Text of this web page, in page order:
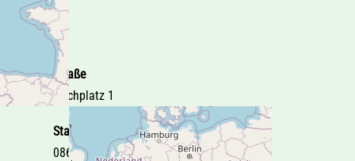
Straße
Kirchplatz 1
Stadt
08606 Oelsnitz/Vogtl.